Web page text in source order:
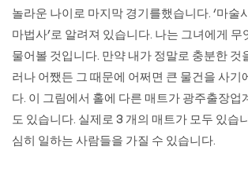
놀라운 나이로 마지막 경기를했습니다. ‘마술
마법사’로 알려져 있습니다. 나는 그녀에게 무
물어볼 것입니다. 만약 내가 정말로 충분한 것
러나 어쨌든 그 때문에 어쩌면 큰 물건을 사기
다. 이 그림에서 홀에 다른 매트가 광주출장업
도 있습니다. 실제로 3 개의 매트가 모두 있습
심히 일하는 사람들을 가질 수 있습니다.